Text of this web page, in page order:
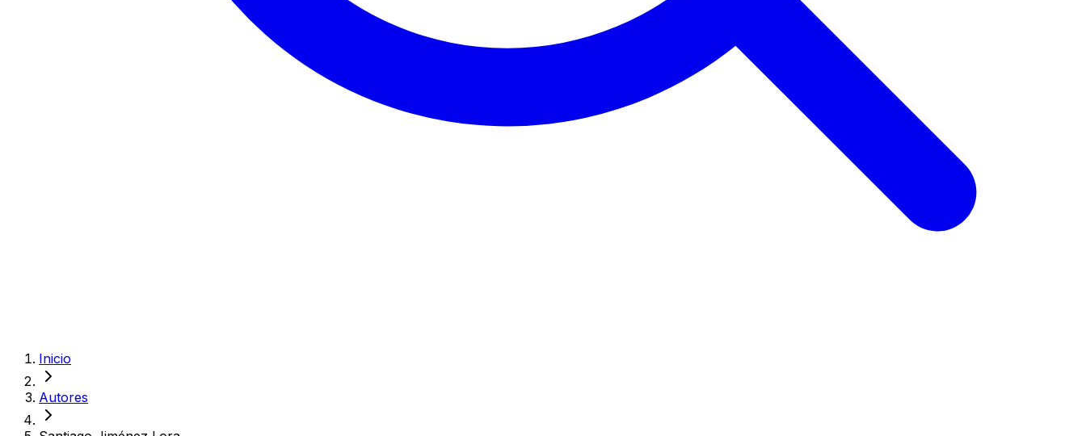
Inicio
Autores